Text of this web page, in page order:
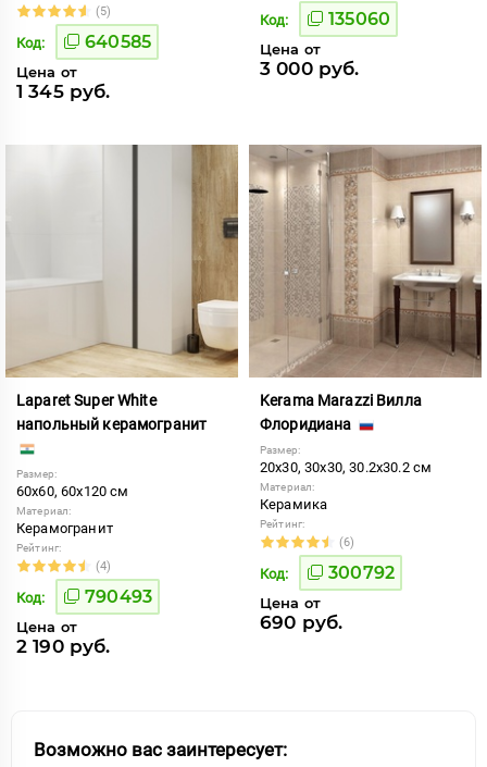
(5)
Код: 640585
Цена от
1 345 руб.
Код: 135060
Цена от
3 000 руб.
Laparet Super White
напольный керамогранит
Размер:
60x60, 60x120 см
Материал:
Керамогранит
Рейтинг:
(4)
Код: 790493
Цена от
2 190 руб.
Kerama Marazzi Вилла
Флоридиана
Размер:
20x30, 30x30, 30.2x30.2 см
Материал:
Керамика
Рейтинг:
(6)
Код: 300792
Цена от
690 руб.
Возможно вас заинтересует: